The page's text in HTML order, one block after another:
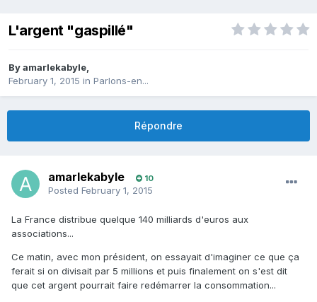
L'argent "gaspillé"
Byamarlekabyle,
February 1, 2015 in Parlons-en...
Répondre
amarlekabyle 10
Posted February 1, 2015
La France distribue quelque 140 milliards d'euros aux
associations...
Ce matin, avec mon président, on essayait d'imaginer ce que ça
ferait si on divisait par 5 millions et puis finalement on s'est dit
que cet argent pourrait faire redémarrer la consommation...